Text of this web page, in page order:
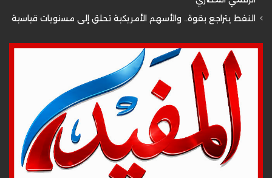
النفط يتراجع بقوة.. والأسهم الأمريكية تحلق إلى مستويات قياسية